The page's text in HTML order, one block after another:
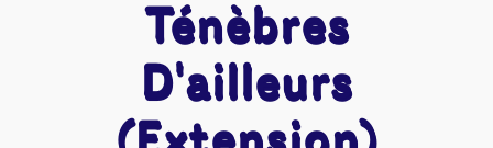
Ténèbres
D'ailleurs